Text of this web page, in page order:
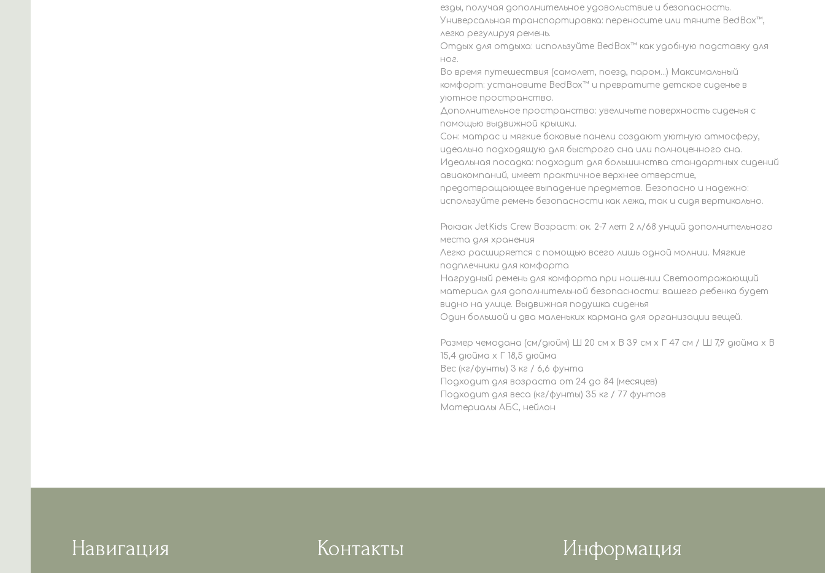
езды, получая дополнительное удовольствие и безопасность.
Универсальная транспортировка: переносите или тяните BedBox™,
легко регулируя ремень.
Отдых для отдыха: используйте BedBox™ как удобную подставку для
ног.
Во время путешествия (самолет, поезд, паром...) Максимальный
комфорт: установите BedBox™ и превратите детское сиденье в
уютное пространство.
Дополнительное пространство: увеличьте поверхность сиденья с
помощью выдвижной крышки.
Сон: матрас и мягкие боковые панели создают уютную атмосферу,
идеально подходящую для быстрого сна или полноценного сна.
Идеальная посадка: подходит для большинства стандартных сидений
авиакомпаний, имеет практичное верхнее отверстие,
предотвращающее выпадение предметов. Безопасно и надежно:
используйте ремень безопасности как лежа, так и сидя вертикально.
Рюкзак JetKids Crew Возраст: ок. 2-7 лет 2 л/68 унций дополнительного
места для хранения
Легко расширяется с помощью всего лишь одной молнии. Мягкие
подплечники для комфорта
Нагрудный ремень для комфорта при ношении Светоотражающий
материал для дополнительной безопасности: вашего ребенка будет
видно на улице. Выдвижная подушка сиденья
Один большой и два маленьких кармана для организации вещей.
Размер чемодана (см/дюйм) Ш 20 см x В 39 см x Г 47 см / Ш 7,9 дюйма x В
15,4 дюйма x Г 18,5 дюйма
Вес (кг/фунты) 3 кг / 6,6 фунта
Подходит для возраста от 24 до 84 (месяцев)
Подходит для веса (кг/фунты) 35 кг / 77 фунтов
Материалы АБС, нейлон
Навигация Контакты Информация